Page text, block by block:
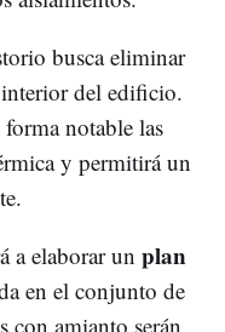
busca eliminar
del edificio.
notable las
y permitirá un
a elaborar un plan
en el conjunto de
con amianto serán